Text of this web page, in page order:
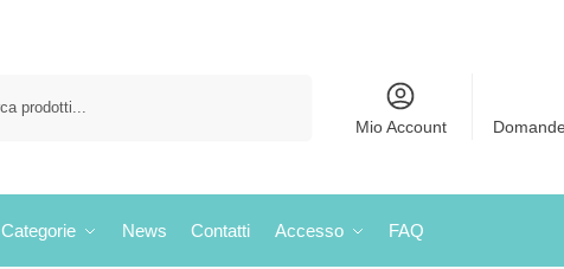
Mio Account
Categorie News Contatti Accesso FAQ